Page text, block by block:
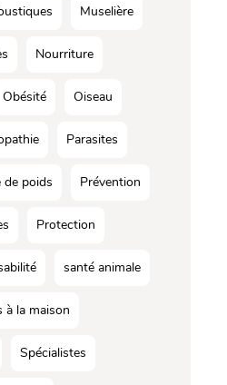
Muselière
Nourriture
Obésité Oiseau
Parasites
de poids Prévention
Protection
santé animale
à la maison
Spécialistes